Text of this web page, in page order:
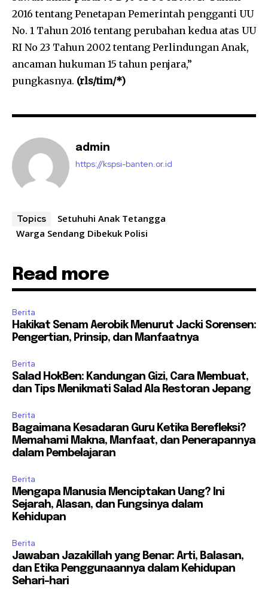
2016 tentang Penetapan Pemerintah pengganti UU
No. 1 Tahun 2016 tentang perubahan kedua atas UU
RI No 23 Tahun 2002 tentang Perlindungan Anak,
ancaman hukuman 15 tahun penjara,”
pungkasnya. (rls/tim/*)
admin
https://kspsi-banten.or.id
Topics
Setuhuhi Anak Tetangga
Warga Sendang Dibekuk Polisi
Read more
Berita
Hakikat Senam Aerobik Menurut Jacki Sorensen:
Pengertian, Prinsip, dan Manfaatnya
Berita
Salad HokBen: Kandungan Gizi, Cara Membuat,
dan Tips Menikmati Salad Ala Restoran Jepang
Berita
Bagaimana Kesadaran Guru Ketika Berefleksi?
Memahami Makna, Manfaat, dan Penerapannya
dalam Pembelajaran
Berita
Mengapa Manusia Menciptakan Uang? Ini
Sejarah, Alasan, dan Fungsinya dalam
Kehidupan
Berita
Jawaban Jazakillah yang Benar: Arti, Balasan,
dan Etika Penggunaannya dalam Kehidupan
Sehari-hari